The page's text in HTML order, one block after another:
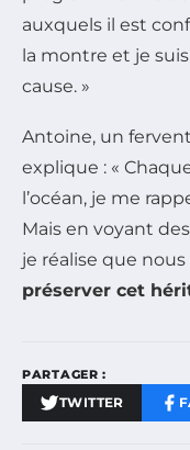
auxquels il est
la montre et je
cause. »
Antoine, un
explique : «
l’océan, je me
Mais en voyant
je réalise que
préserver cet
PARTAGER :
TWITTER